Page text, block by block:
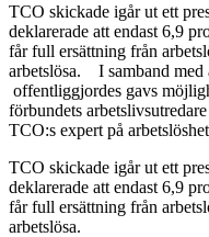
TCO skickade igår ut ett
deklarerade att endast 6,9
får full ersättning från
arbetslösa. I samband med
offentliggjordes gavs
förbundets
TCO:s expert på
TCO skickade igår ut ett
deklarerade att endast 6,9
får full ersättning från
arbetslösa.